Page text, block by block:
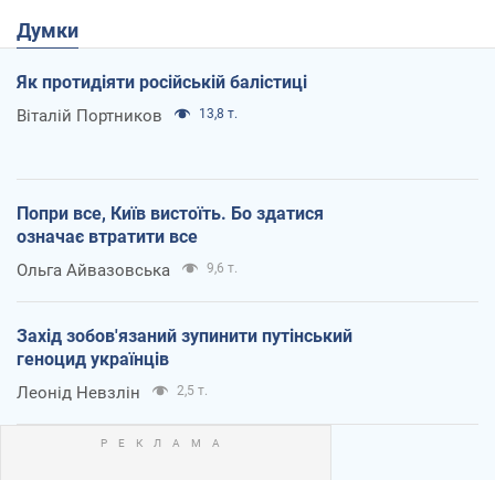
Думки
Як протидіяти російській балістиці
Віталій Портников 13,8 т.
Попри все, Київ вистоїть. Бо здатися
означає втратити все
Ольга Айвазовська 9,6 т.
Захід зобов'язаний зупинити путінський
геноцид українців
Леонід Невзлін 2,5 т.